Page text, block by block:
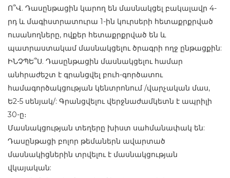
Ո՞Վ. Դասընթացին կարող են մասնակցել բակալավր 4-
րդ և մագիստրատուրա 1-ին կուրսերի հետաքրքրված
ուսանողները, ովքեր հետաքրքրված են և
պատրաստակամ մասնակցելու ծրագրի ողջ ընթացքին:
ԻՆՉՊԵ՞Ս. Դասընթացին մասնակցելու համար
անհրաժեշտ է գրանցվել բուհ-գործատու
համագործակցության կենտրոնում /վարչական մաս,
Ե2-5 սենյակ/: Գրանցվելու վերջնաժամկետն է ապրիլի
30-ը։
Մասնակցության տեղերը խիստ սահմանափակ են:
Դասընթացի բոլոր թեմաներն ավարտած
մասնակիցներին տրվելու է մասնակցության
վկայական: